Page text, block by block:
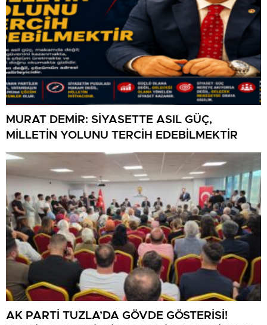
MURAT DEMİR: SİYASETTE ASIL GÜÇ,
MİLLETİN YOLUNU TERCİH EDEBİLMEKTİR
AK PARTİ TUZLA’DA GÖVDE GÖSTERİSİ!